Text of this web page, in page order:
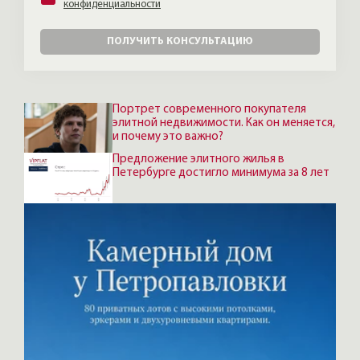
Портрет современного покупателя
элитной недвижимости. Как он меняется,
и почему это важно?
Предложение элитного жилья в
Петербурге достигло минимума за 8 лет
конфиденциальности
ПОЛУЧИТЬ КОНСУЛЬТАЦИЮ